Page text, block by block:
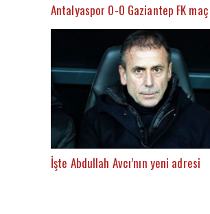
Antalyaspor 0-0 Gaziantep FK maç
İşte Abdullah Avcı’nın yeni adresi